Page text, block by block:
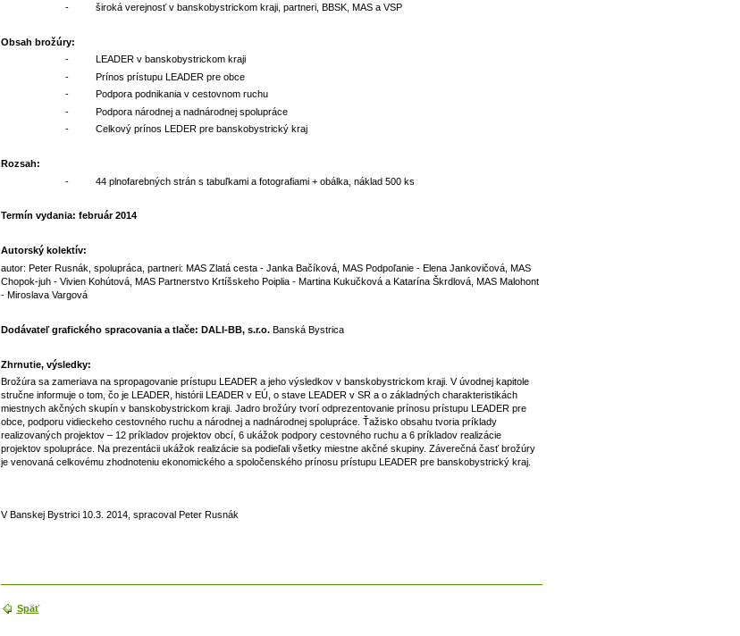
- široká verejnosť v banskobystrickom kraji, partneri, BBSK, MAS a VSP
Obsah brožúry:
- LEADER v banskobystrickom kraji
- Prínos prístupu LEADER pre obce
- Podpora podnikania v cestovnom ruchu
- Podpora národnej a nadnárodnej spolupráce
- Celkový prínos LEDER pre banskobystrický kraj
Rozsah:
- 44 plnofarebných strán s tabuľkami a fotografiami + obálka, náklad 500 ks
Termín vydania: február 2014
Autorský kolektív:
autor: Peter Rusnák, spolupráca, partneri: MAS Zlatá cesta - Janka Bačíková, MAS Podpoľanie - Elena Jankovičová, MAS
Chopok-juh - Vivien Kohútová, MAS Partnerstvo Krtíšskeho Poiplia - Martina Kukučková a Katarína Škrdlová, MAS Malohont
- Miroslava Vargová
Dodávateľ grafického spracovania a tlače: DALI-BB, s.r.o. Banská Bystrica
Zhrnutie, výsledky:
Brožúra sa zameriava na spropagovanie prístupu LEADER a jeho výsledkov v banskobystrickom kraji. V úvodnej kapitole
stručne informuje o tom, čo je LEADER, histórii LEADER v EÚ, o stave LEADER v SR a o základných charakteristikách
miestnych akčných skupín v banskobystrickom kraji. Jadro brožúry tvorí odprezentovanie prínosu prístupu LEADER pre
obce, podporu vidieckeho cestovného ruchu a národnej a nadnárodnej spolupráce. Ťažisko obsahu tvoria príklady
realizovaných projektov – 12 príkladov projektov obcí, 6 ukážok podpory cestovného ruchu a 6 príkladov realizácie
projektov spolupráce. Na prezentácii ukážok realizácie sa podieľali všetky miestne akčné skupiny. Záverečná časť brožúry
je venovaná celkovému zhodnoteniu ekonomického a spoločenského prínosu prístupu LEADER pre banskobystrický kraj.
V Banskej Bystrici 10.3. 2014, spracoval Peter Rusnák
Späť